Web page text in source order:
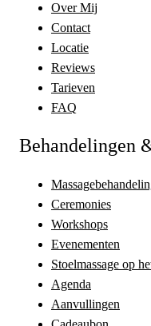
Over Mij
Contact
Locatie
Reviews
Tarieven
FAQ
Behandelingen
Ceremonies
Workshops
Evenementen
Stoelmassage op
Agenda
Aanvullingen